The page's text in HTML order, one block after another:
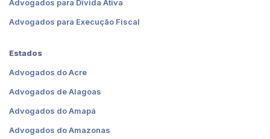
Advogados para Dívida Ativa
Advogados para Execução Fiscal
Estados
Advogados do Acre
Advogados de Alagoas
Advogados do Amapá
Advogados do Amazonas